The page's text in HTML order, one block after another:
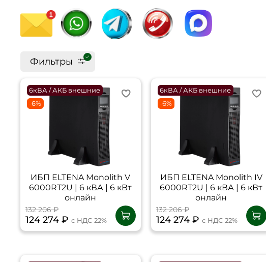
Фильтры
6кВА / АКБ внешние
-6%
ИБП ELTENA Monolith V
6000RT2U | 6 кВА | 6 кВт
онлайн
132 206 ₽
124 274 ₽ с НДС 22%
6кВА / АКБ внешние
-6%
ИБП ELTENA Monolith IV
6000RT2U | 6 кВА | 6 кВт
онлайн
132 206 ₽
124 274 ₽ с НДС 22%